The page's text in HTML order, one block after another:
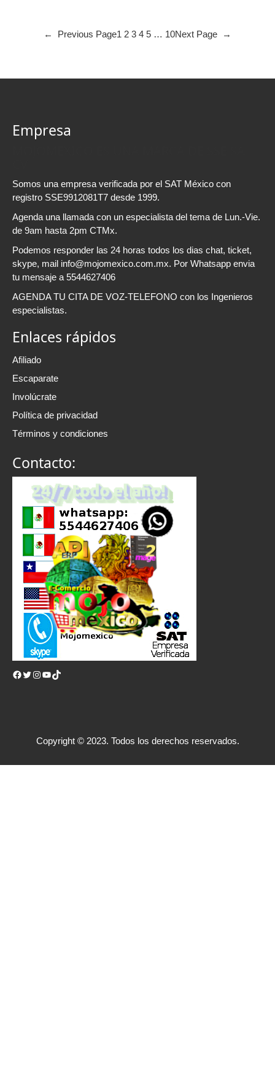
← Previous Page1 2 3 4 5 … 10Next Page →
Empresa
Somos una empresa verificada por el SAT México con
registro SSE9912081T7 desde 1999.
Agenda una llamada con un especialista del tema de Lun.-Vie.
de 9am hasta 2pm CTMx.
Podemos responder las 24 horas todos los dias chat, ticket,
skype, mail info@mojomexico.com.mx. Por Whatsapp envia
tu mensaje a 5544627406
AGENDA TU CITA DE VOZ-TELEFONO con los Ingenieros
especialistas.
Enlaces rápidos
Afiliado
Escaparate
Involúcrate
Política de privacidad
Términos y condiciones
Contacto:
Facebook Twitter Instagram YouTube TikTok
Copyright © 2023. Todos los derechos reservados.